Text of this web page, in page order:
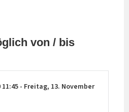
von / bis
11:45 - Freitag, 13. November